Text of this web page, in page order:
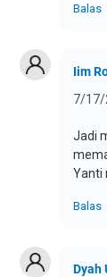
Balas
Iim
7/17/
Jadi
Yanti
Balas
Dyah